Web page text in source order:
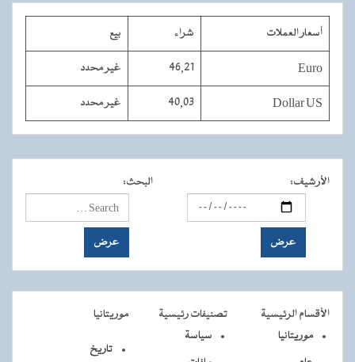
أسعار العملات شراء بيع
Euro
46,21 غير محدد
Dollar US
40,03 غير محدد
الأرشيف: البحث:
الأقسام الرئيسية تصنيفات رئيسية
موريتانيا
موريتانيا
سياسة
تاريخ